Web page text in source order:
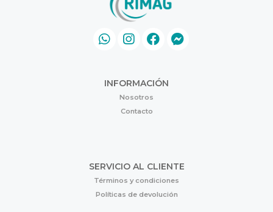
INFORMACIÓN
Nosotros
Contacto
SERVICIO AL CLIENTE
Términos y condiciones
Políticas de devolución